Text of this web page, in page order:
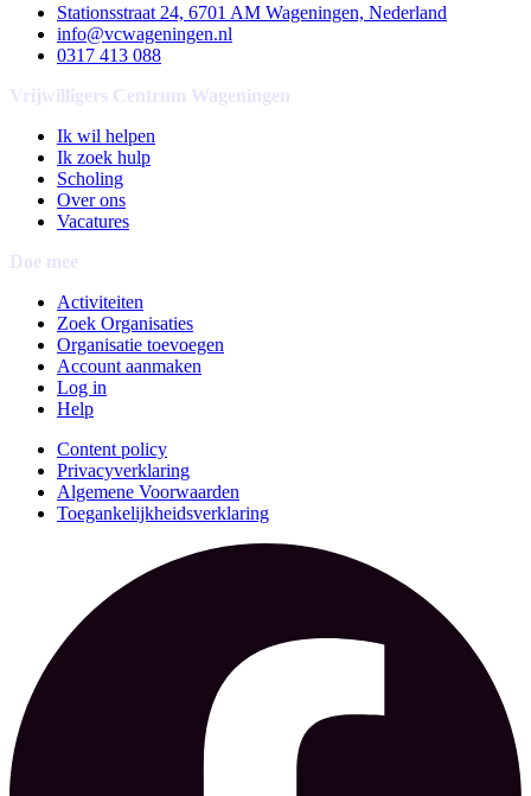
Stationsstraat 24, 6701 AM Wageningen, Nederland
info@vcwageningen.nl
0317 413 088
Vrijwilligers Centrum Wageningen
Ik wil helpen
Ik zoek hulp
Scholing
Over ons
Vacatures
Doe mee
Activiteiten
Zoek Organisaties
Organisatie toevoegen
Account aanmaken
Log in
Help
Content policy
Privacyverklaring
Algemene Voorwaarden
Toegankelijkheidsverklaring